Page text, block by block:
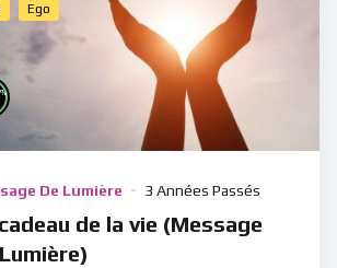
Ego
%
De Lumière 3 Années Passés
de la vie (Message